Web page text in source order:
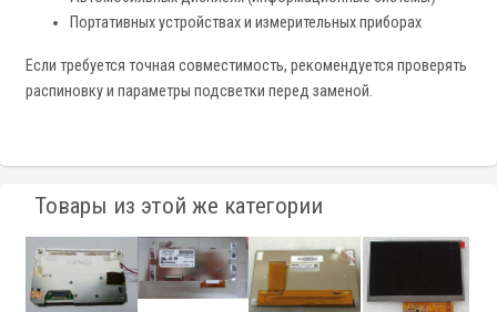
Портативных устройствах и измерительных приборах
Если требуется точная совместимость, рекомендуется проверять
распиновку и параметры подсветки перед заменой.
Товары из этой же категории